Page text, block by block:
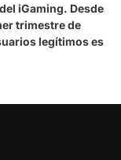
iGaming. Desde
trimestre de
legítimos es